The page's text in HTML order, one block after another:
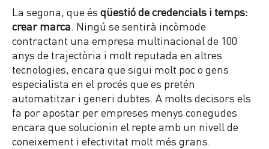
La segona, que és qüestió de credencials i temps:
crear marca. Ningú se sentirà incòmode
contractant una empresa multinacional de 100
anys de trajectòria i molt reputada en altres
tecnologies, encara que sigui molt poc o gens
especialista en el procés que es pretén
automatitzar i generi dubtes. A molts decisors els
fa por apostar per empreses menys conegudes
encara que solucionin el repte amb un nivell de
coneixement i efectivitat molt més grans.